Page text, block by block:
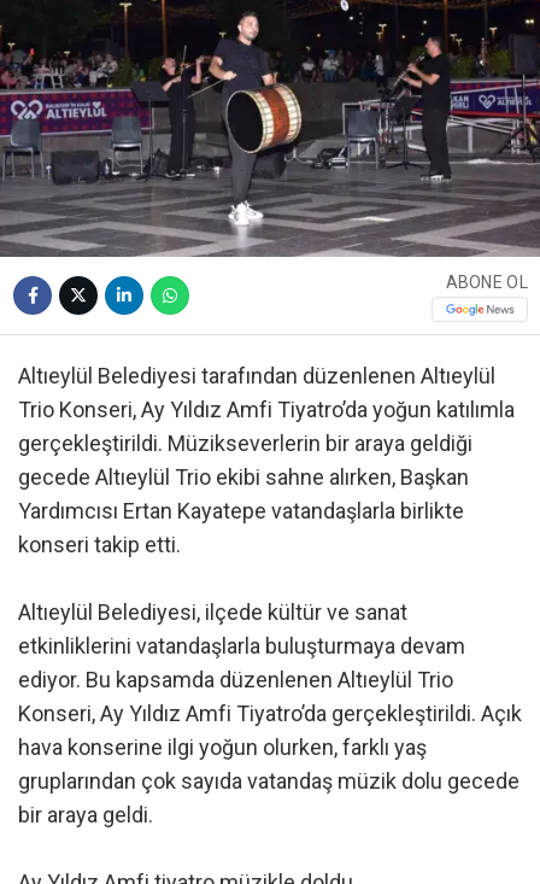
ABONE OL
Altıeylül Belediyesi tarafından düzenlenen Altıeylül
Trio Konseri, Ay Yıldız Amfi Tiyatro’da yoğun katılımla
gerçekleştirildi. Müzikseverlerin bir araya geldiği
gecede Altıeylül Trio ekibi sahne alırken, Başkan
Yardımcısı Ertan Kayatepe vatandaşlarla birlikte
konseri takip etti.
Altıeylül Belediyesi, ilçede kültür ve sanat
etkinliklerini vatandaşlarla buluşturmaya devam
ediyor. Bu kapsamda düzenlenen Altıeylül Trio
Konseri, Ay Yıldız Amfi Tiyatro’da gerçekleştirildi. Açık
hava konserine ilgi yoğun olurken, farklı yaş
gruplarından çok sayıda vatandaş müzik dolu gecede
bir araya geldi.